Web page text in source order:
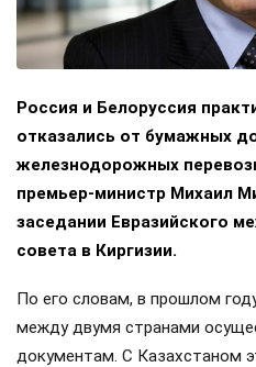
Россия и Белоруссия
отказались от бумажных
железнодорожных
премьер-министр Михаил
заседании Евразийского
совета в Киргизии.
По его словам, в прошлом
между двумя странами
документам. С Казахстаном